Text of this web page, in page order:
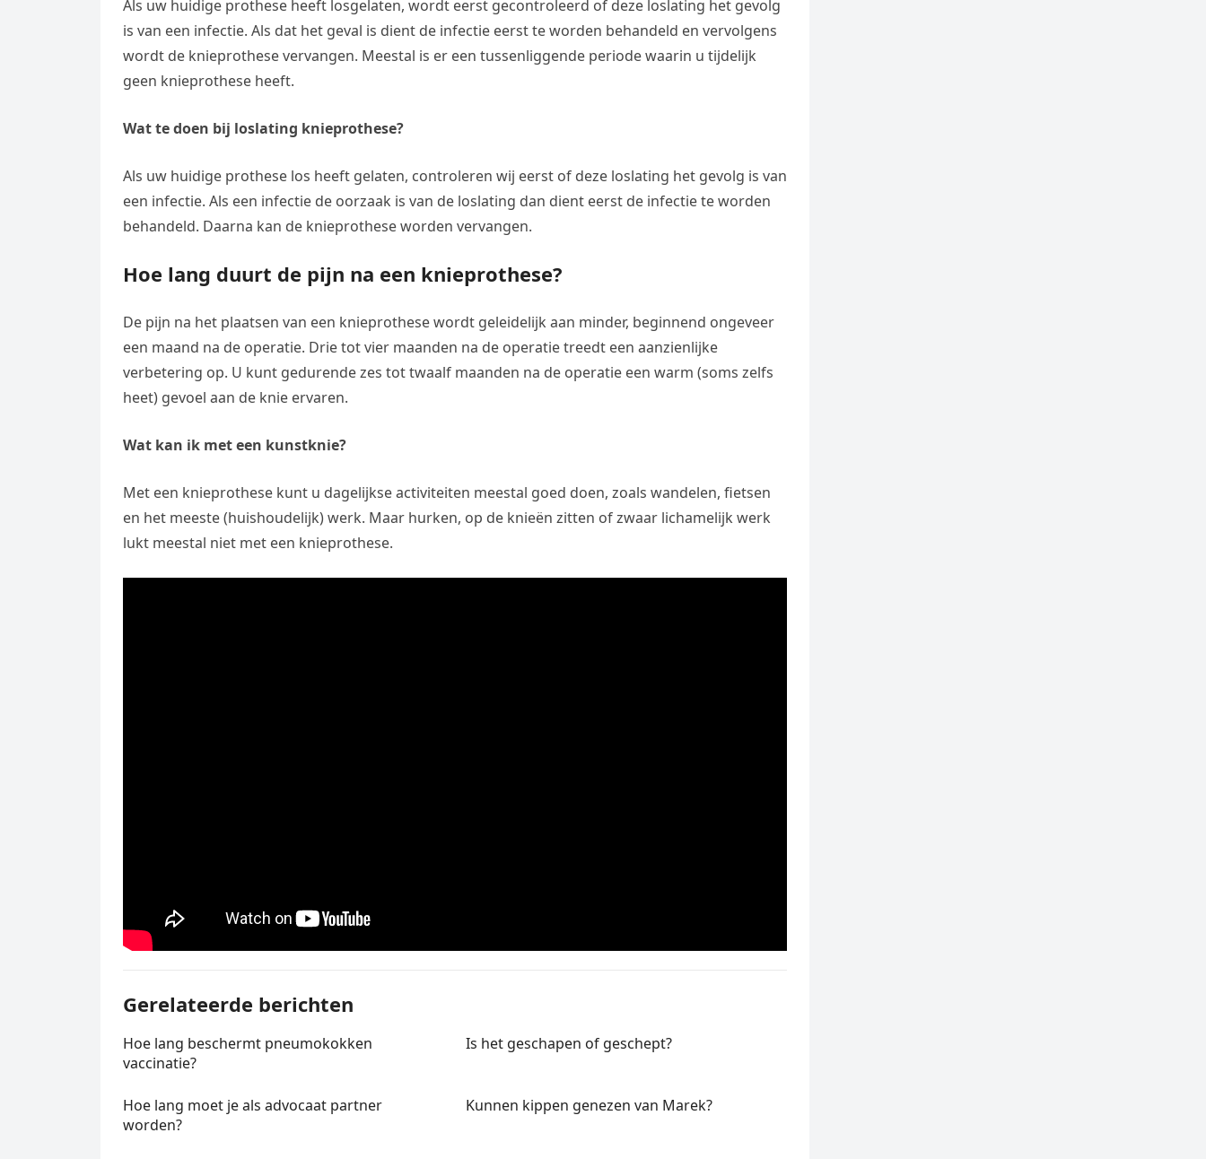
Als uw huidige prothese heeft losgelaten, wordt eerst gecontroleerd of deze loslating het gevolg
is van een infectie. Als dat het geval is dient de infectie eerst te worden behandeld en vervolgens
wordt de knieprothese vervangen. Meestal is er een tussenliggende periode waarin u tijdelijk
geen knieprothese heeft.
Wat te doen bij loslating knieprothese?
Als uw huidige prothese los heeft gelaten, controleren wij eerst of deze loslating het gevolg is van
een infectie. Als een infectie de oorzaak is van de loslating dan dient eerst de infectie te worden
behandeld. Daarna kan de knieprothese worden vervangen.
Hoe lang duurt de pijn na een knieprothese?
De pijn na het plaatsen van een knieprothese wordt geleidelijk aan minder, beginnend ongeveer
een maand na de operatie. Drie tot vier maanden na de operatie treedt een aanzienlijke
verbetering op. U kunt gedurende zes tot twaalf maanden na de operatie een warm (soms zelfs
heet) gevoel aan de knie ervaren.
Wat kan ik met een kunstknie?
Met een knieprothese kunt u dagelijkse activiteiten meestal goed doen, zoals wandelen, fietsen
en het meeste (huishoudelijk) werk. Maar hurken, op de knieën zitten of zwaar lichamelijk werk
lukt meestal niet met een knieprothese.
Gerelateerde berichten
Hoe lang beschermt pneumokokken
vaccinatie?
Is het geschapen of geschept?
Hoe lang moet je als advocaat partner
worden?
Kunnen kippen genezen van Marek?